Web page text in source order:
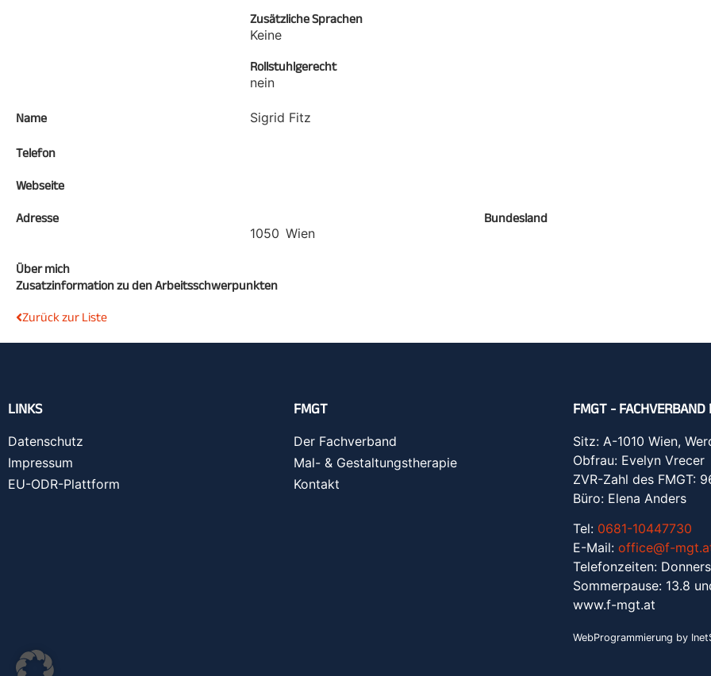
Zusätzliche Sprachen
Keine
Rollstuhlgerecht
nein
Name Sigrid Fitz
Telefon
Webseite
Adresse
1050 Wien
Bundesland
Über mich
Zusatzinformation zu den Arbeitsschwerpunkten
Zurück zur Liste
LINKS
Datenschutz
Impressum
EU-ODR-Plattform
FMGT
Der Fachverband
Mal- & Gestaltungstherapie
Kontakt
FMGT -
Sitz: A-1010 Wien,
Obfrau: Evelyn Vrecer
ZVR-Zahl des FMGT:
Büro: Elena Anders
Tel: 0681-10447730
E-Mail: office@f-
Telefonzeiten:
Sommerpause: 13.8
www.f-mgt.at
WebProgrammierung by